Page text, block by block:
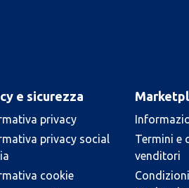
e sicurezza
privacy
privacy social
cookie
Termini e
venditori